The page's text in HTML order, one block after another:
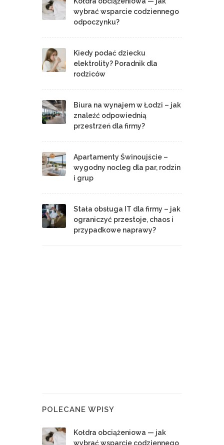
wybrać wsparcie codziennego
odpoczynku?
Kiedy podać dziecku
elektrolity? Poradnik dla
rodziców
Biura na wynajem w Łodzi – jak
znaleźć odpowiednią
przestrzeń dla firmy?
Apartamenty Świnoujście –
wygodny nocleg dla par, rodzin
i grup
Stała obsługa IT dla firmy – jak
ograniczyć przestoje, chaos i
przypadkowe naprawy?
POLECANE WPISY
Kołdra obciążeniowa — jak
wybrać wsparcie codziennego